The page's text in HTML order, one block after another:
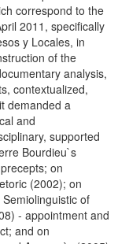
correspond to the
2011, specifically
y Locales, in
of the
analysis,
contextualized,
demanded a
and
supported
Bourdieu`s
on
(2002); on
of
- appointment and
and on